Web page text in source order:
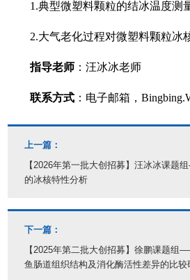
1.典型微塑料颗粒的结冰温度测
2.大气老化过程对微塑料颗粒冰
指导老师 ：汪冰冰老师
联系方式 ：电子邮箱，
上一篇：
【2026年第一批大创招募】汪冰冰课
的冰核特性分析
下一篇：
【2025年第二批大创招募】徐鹏课题
鱼肠道组织结构及消化酶活性差异的比较